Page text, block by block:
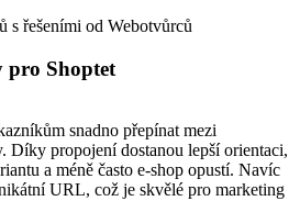
pro Shoptet
snadno přepínat mezi
Díky propojení dostanou lepší orientaci,
a méně často e-shop opustí. Navíc
URL, což je skvělé pro marketing